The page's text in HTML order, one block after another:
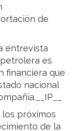
de
entrevista
es
financiera que
nacional
próximos
de la